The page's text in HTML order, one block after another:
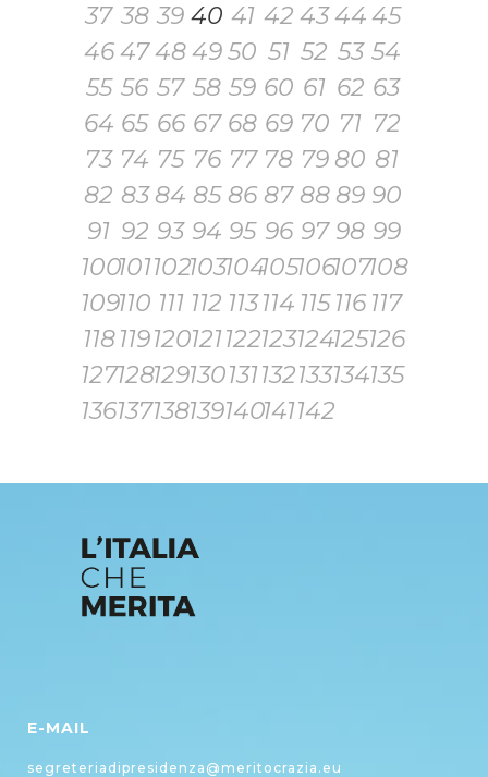
37 38 39 40 41 42 434445
46 474849 50 51 52 53 54
55 56 57 58 59 60 61 62 63
64 65 66 67 68 69 70 71 72
73 74 75 76 77 78 79 80 81
82 83 84 85 86 87 88 89 90
91 92 93 94 95 96 97 98 99
100101102103104105106107108
109110 111 112 113 114 115 116 117
118 119120121122123124125126
127128129130131132133134135
136137138139140141142
E-MAIL
segreteriadipresidenza@meritocrazia.eu